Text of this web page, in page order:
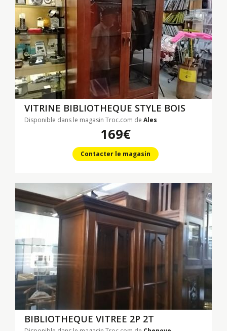
VITRINE BIBLIOTHEQUE STYLE BOIS
Disponible dans le magasin Troc.com de Ales
169€
Contacter le magasin
BIBLIOTHEQUE VITREE 2P 2T